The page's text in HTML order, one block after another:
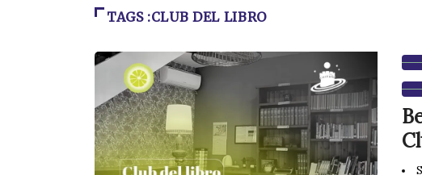
TAGS :CLUB DEL LIBRO